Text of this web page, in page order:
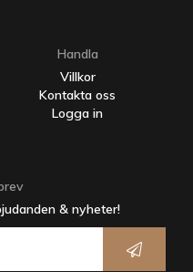
Handla
Villkor
Kontakta oss
Logga in
& nyheter!